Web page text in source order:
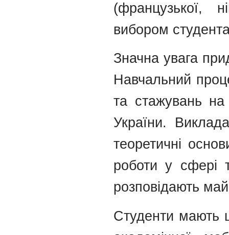
(французької,
вибором
Значна увага
Навчальний
та стажувань
України.
теоретичні
роботи у сфері
розповідають
Студенти мають